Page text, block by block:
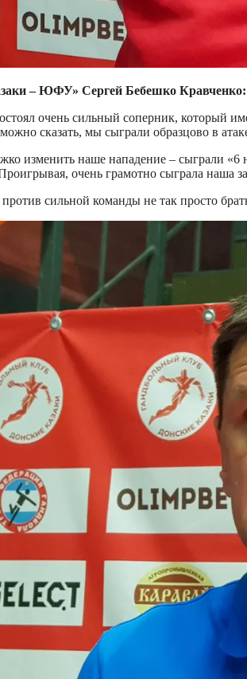
– ЮФУ» Сергей Бебешко Кравченко:
очень сильный соперник, который
сказать, мы сыграли образцово в
изменить наше нападение – сыграли «6
очень грамотно сыграла
сильной команды не так просто